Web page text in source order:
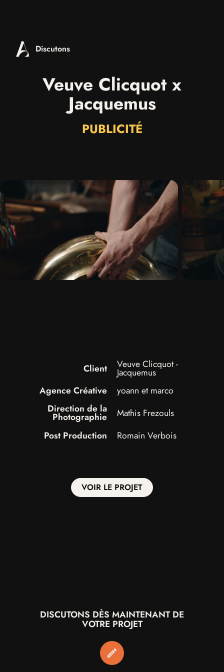
Discutons
Prestations
Nous
Discutons
Veuve Clicquot x
Jacquemus
PUBLICITÉ
Client Veuve Clicquot -
Jacquemus
Agence Créative
yoann et marco
Direction de la
Photographie
Mathis Frezouls
Post Production
Romain Verbois
VOIR LE PROJET
DISCUTONS DÈS MAINTENANT DE
VOTRE PROJET